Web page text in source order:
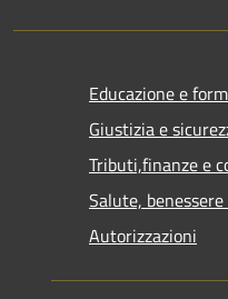
Educazione e
Giustizia e
Tributi,finanze e
Salute,
Autorizzazioni